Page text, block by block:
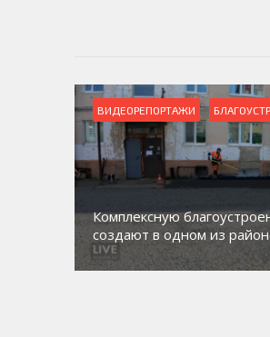
ВИДЕОРЕПОРТАЖИ
Комплексную
создают в одном из